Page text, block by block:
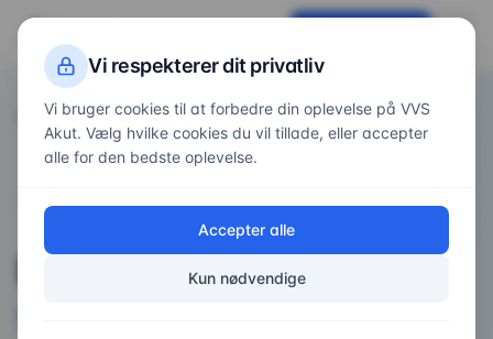
Forside
/
Områder
/Vedbæk
VVS-service iVedbæk
ProfessionelVVS-
Vi respekterer dit privatliv
Vi bruger cookies til at forbedre din oplevelse på VVS
Akut. Vælg hvilke cookies du vil tillade, eller accepter
alle for den bedste oplevelse.
Accepter alle
Kun nødvendige